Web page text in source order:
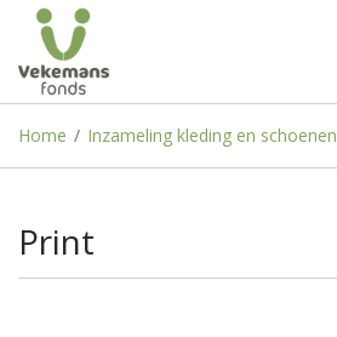
Home / Inzameling kleding en schoenen
Print